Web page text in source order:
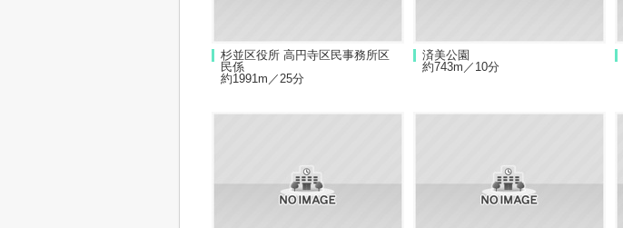
杉並区役所 高円寺区民事務所区
民係
約1991m／25分
済美公園
約743m／10分